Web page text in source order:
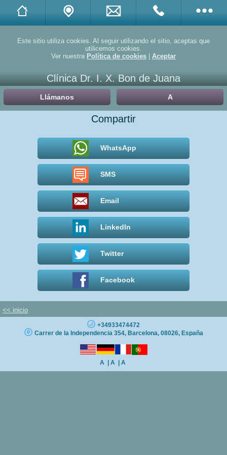
Twitter
Facebook
Linkedin
Yelp
Doctoralia
Promociones
Este sitio utiliza cookies. Al seguir utilizando el sitio, aceptas que
utilicemos cookies.
Ver nuestra Política de cookies Aceptar
Clínica Dr. I. X. Bon de Juana
Llámanos A
Compartir
WhatsApp
SMS
Email
LinkedIn
Twitter
Facebook
<< inicio
+34933474472
Carrer de la Independencia 354, Barcelona, 08026, España
A | A | A